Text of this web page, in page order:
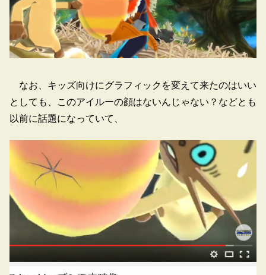
なお、キッズ向けにグラフィックを変えて来たのはいい
としても、このアイルーの顔はないんじゃない？などとも
以前に話題になっていて、